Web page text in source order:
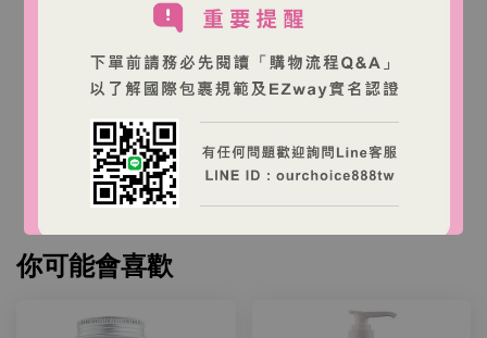
（依各銀行規定）
本店商品為澳洲商家營運之跨境購物網站，商品由澳
洲出貨。
台灣消費者下單後，收件人需依台灣海關規定完成
EZWAY 實名認證與進口申報。
你可能會喜歡